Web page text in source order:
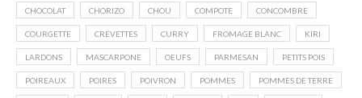
CHOCOLAT CHORIZO CHOU COMPOTE CONCOMBRE
COURGETTE CREVETTES CURRY FROMAGE BLANC KIRI
LARDONS MASCARPONE OEUFS PARMESAN PETITS POIS
POIREAUX POIRES POIVRON POMMES POMMES DE TERRE